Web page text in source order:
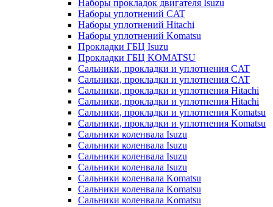
Наборы прокладок двигателя Isuzu
Наборы уплотнений CAT
Наборы уплотнений Hitachi
Наборы уплотнений Komatsu
Прокладки ГБЦ Isuzu
Прокладки ГБЦ KOMATSU
Сальники, прокладки и уплотнения CAT
Сальники, прокладки и уплотнения CAT
Сальники, прокладки и уплотнения Hitachi
Сальники, прокладки и уплотнения Hitachi
Сальники, прокладки и уплотнения Komatsu
Сальники, прокладки и уплотнения Komatsu
Сальники коленвала Isuzu
Сальники коленвала Isuzu
Сальники коленвала Isuzu
Сальники коленвала Isuzu
Сальники коленвала Komatsu
Сальники коленвала Komatsu
Сальники коленвала Komatsu